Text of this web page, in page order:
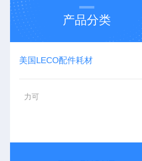
产品分类
美国LECO配件耗材
力可